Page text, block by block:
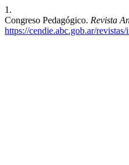
1.
Congreso Pedagógico. Revista
https://cendie.abc.gob.ar/